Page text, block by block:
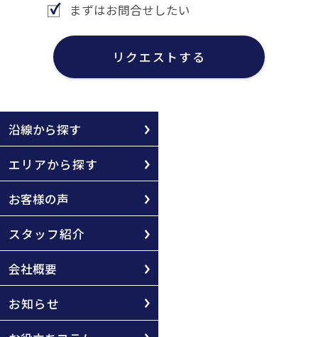
まずはお問合せしたい
リクエストする
沿線から探す
エリアから探す
お客様の声
スタッフ紹介
会社概要
お知らせ